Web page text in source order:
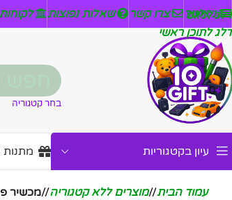
דלג לניווט
דלג לתוכן ראשי
ניזלטר צרו קשר שאלות נפוצות
בחר קטגוריה
עיון בקטגוריות מתנות
עמוד הבית/ מוצרים ללא קטגוריה/ מכשיר